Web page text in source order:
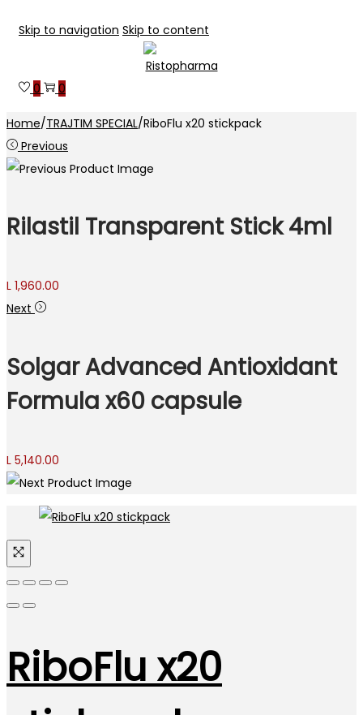
Skip to navigation Skip to content
0 0
Home/TRAJTIM SPECIAL/RiboFlu x20 stickpack
Previous
Rilastil Transparent Stick 4ml
L 1,960.00
Next
Solgar Advanced Antioxidant
Formula x60 capsule
L 5,140.00
RiboFlu x20